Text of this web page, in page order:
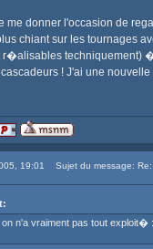
me donner l'occasion de
chiant sur les tournages
techniquement)
! J'ai une nouvelle
19:01 Sujet du message: Re:
on n'a vraiment pas tout